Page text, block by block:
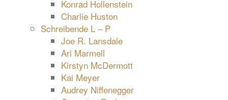
Konrad Hollenstein
Charlie Huston
Schreibende L – P
Joe R. Lansdale
Ari Marmell
Kirstyn McDermott
Kai Meyer
Audrey Niffenegger